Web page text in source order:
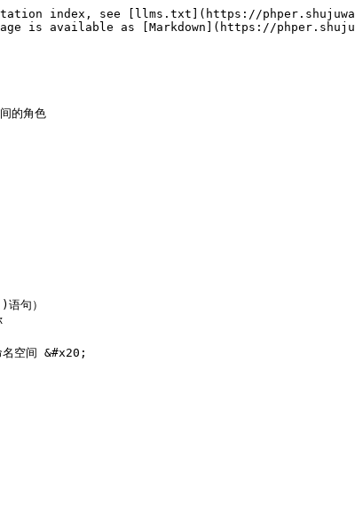
index, see [llms.txt](https://
is available as [Markdown](https://
的角色
句）